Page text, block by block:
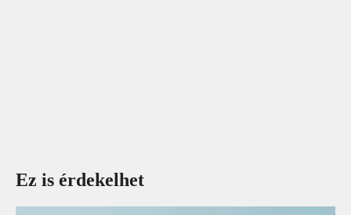
Ez is érdekelhet